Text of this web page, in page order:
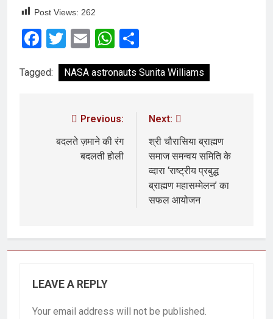
Post Views: 262
Facebook
Twitter
EmailWhatsApp
Tagged: NASA astronauts Sunita Williams
Previous:
बदलते ज़माने की रंग
बदलती होली
Next:
श्री चौरासिया ब्राह्मण
समाज समन्वय समिति के
व्दारा‌ ‘राष्ट्रीय प्रबुद्ध
ब्राह्मण‌ महासम्मेलन‌’ का
सफल आयोजन
LEAVE A REPLY
Your email address will not be published.